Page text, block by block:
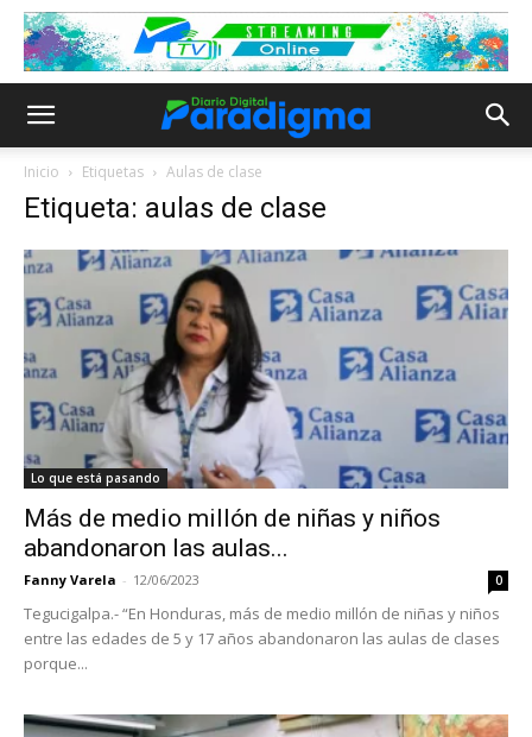
Inicio Etiquetas Aulas de clase
Etiqueta: aulas de clase
Lo que está pasando
Más de medio millón de niñas y niños
abandonaron las aulas...
Fanny Varela - 12/06/2023 0
Tegucigalpa.- “En Honduras, más de medio millón de niñas y niños
entre las edades de 5 y 17 años abandonaron las aulas de clases
porque...